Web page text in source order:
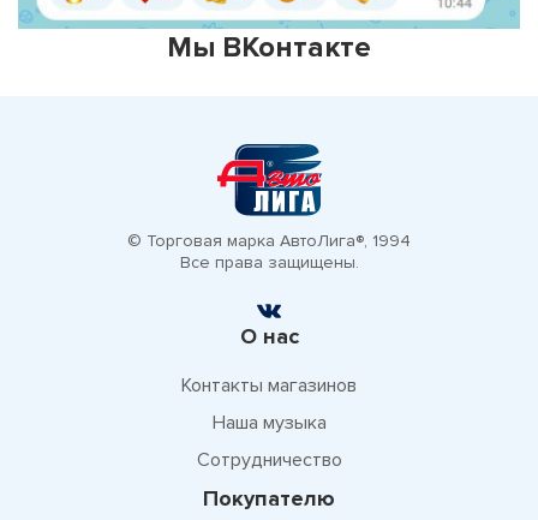
Мы ВКонтакте
© Торговая марка АвтоЛига®, 1994
Все права защищены.
О нас
Контакты магазинов
Наша музыка
Сотрудничество
Покупателю